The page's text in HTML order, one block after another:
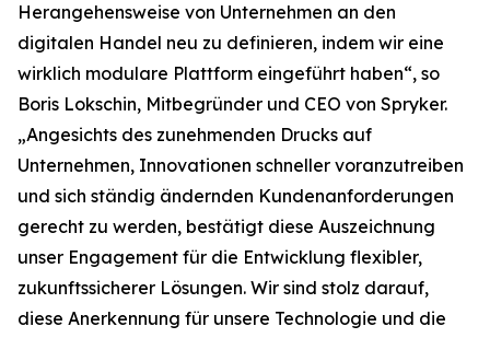
Herangehensweise von Unternehmen an den
digitalen Handel neu zu definieren, indem wir eine
wirklich modulare Plattform eingeführt haben“, so
Boris Lokschin, Mitbegründer und CEO von Spryker.
„Angesichts des zunehmenden Drucks auf
Unternehmen, Innovationen schneller voranzutreiben
und sich ständig ändernden Kundenanforderungen
gerecht zu werden, bestätigt diese Auszeichnung
unser Engagement für die Entwicklung flexibler,
zukunftssicherer Lösungen. Wir sind stolz darauf,
diese Anerkennung für unsere Technologie und die